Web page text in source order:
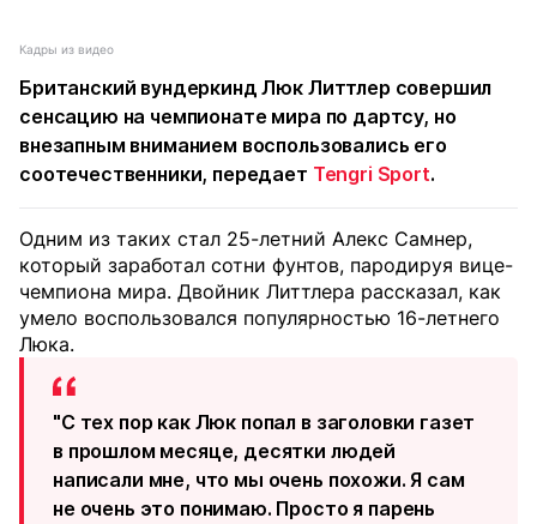
Кадры из видео
Британский вундеркинд Люк Литтлер совершил
сенсацию на чемпионате мира по дартсу, но
внезапным вниманием воспользовались его
соотечественники, передает Tengri Sport.
Одним из таких стал 25-летний Алекс Самнер,
который заработал сотни фунтов, пародируя вице-
чемпиона мира. Двойник Литтлера рассказал, как
умело воспользовался популярностью 16-летнего
Люка.
"С тех пор как Люк попал в заголовки газет
в прошлом месяце, десятки людей
написали мне, что мы очень похожи. Я сам
не очень это понимаю. Просто я парень